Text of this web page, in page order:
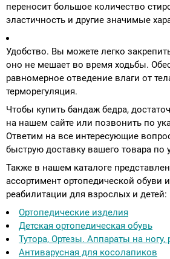
переносит большое количество
эластичность и другие значимые
Удобство. Вы можете легко
оно не мешает во время ходьбы.
равномерное отведение влаги от
терморегуляция.
Чтобы купить бандаж бедра,
на нашем сайте или позвонить по
Ответим на все интересующие
быструю доставку вашего товара по
Также в нашем каталоге
ассортимент ортопедической обуви
реабилитации для взрослых и детей:
Ортопедические изделия
Детская ортопедическая обувь
Тутора, Ортезы. Аппараты на ногу,
Антиварусная для косолапиков